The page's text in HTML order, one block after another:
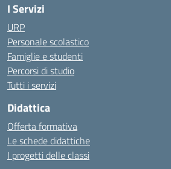
I Servizi
URP
Personale scolastico
Famiglie e studenti
Percorsi di studio
Tutti i servizi
Didattica
Offerta formativa
Le schede didattiche
I progetti delle classi